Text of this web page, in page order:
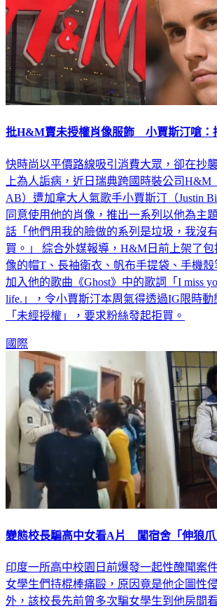
批H&M賣未授權肖像服飾 小賈斯汀嗆：
快時尚以平價路線吸引消費大眾，卻在抄
上為人詬病，近日瑞典跨國時裝公司H&M
AB）遭加拿大人氣歌手小賈斯汀（Justin
同意使用他的肖像，推出一系列以他為主
話「他們用我的臉做的系列是垃圾，我沒
買。」 綜合外媒報導，H&M日前上架了
像的帽T、長袖衛衣、帆布手提袋、手機
加入他的歌曲《Ghost》中的歌詞「I miss
life.」，令小賈斯汀本周氣得透過IG限時
「未經授權」，要求粉絲發起拒買。
國際
變態校長騙高中女看A片 闖宿舍「伸狼爪
印度一所高中校園日前爆發一起性醜聞案
女學生們持棍棒痛毆，原因竟是他企圖性
外，該校長先前曾多次騙女學生到他房間